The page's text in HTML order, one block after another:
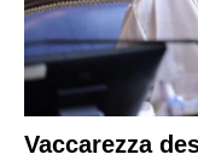
Vaccarezza